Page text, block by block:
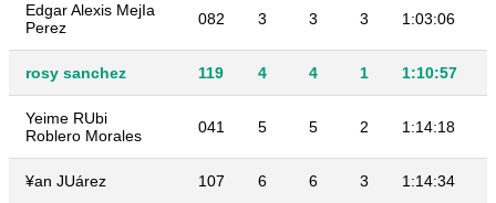
Edgar Alexis MejIa
Perez
082 3 3 3 1:03:06
rosy sanchez 119 4 4 1 1:10:57
Yeime RUbi
Roblero Morales
041 5 5 2 1:14:18
¥an JUárez 107 6 6 3 1:14:34